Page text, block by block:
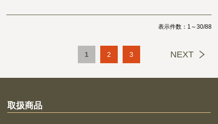
表示件数：1～30/88
NEXT
1 2 3
取扱商品